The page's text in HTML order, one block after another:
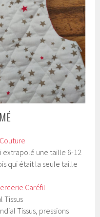
extrapolé une taille 6-12
qui était la seule taille
Caréfil
Tissus
Tissus, pressions